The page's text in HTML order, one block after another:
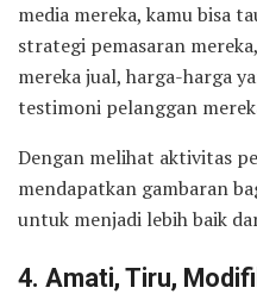
media mereka, kamu bisa
strategi pemasaran
mereka jual, harga-harga
testimoni pelanggan
Dengan melihat aktivitas
mendapatkan gambaran
untuk menjadi lebih baik
4. Amati, Tiru,